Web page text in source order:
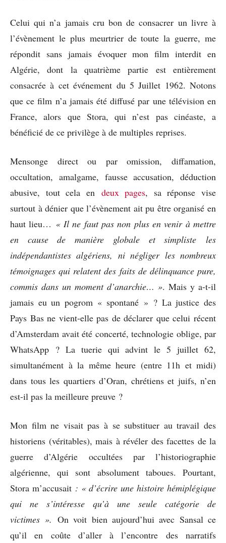
Celui qui n’a jamais cru bon de consacrer un livre à
l’évènement le plus meurtrier de toute la guerre, me
répondit sans jamais évoquer mon film interdit en
Algérie, dont la quatrième partie est entièrement
consacrée à cet événement du 5 Juillet 1962. Notons
que ce film n’a jamais été diffusé par une télévision en
France, alors que Stora, qui n’est pas cinéaste, a
bénéficié de ce privilège à de multiples reprises.
Mensonge direct ou par omission, diffamation,
occultation, amalgame, fausse accusation, déduction
abusive, tout cela en deux pages, sa réponse vise
surtout à dénier que l’évènement ait pu être organisé en
haut lieu… « Il ne faut pas non plus en venir à mettre
en cause de manière globale et simpliste les
indépendantistes algériens, ni négliger les nombreux
témoignages qui relatent des faits de délinquance pure,
commis dans un moment d’anarchie… ». Mais y a-t-il
jamais eu un pogrom « spontané » ? La justice des
Pays Bas ne vient-elle pas de déclarer que celui récent
d’Amsterdam avait été concerté, technologie oblige, par
WhatsApp ? La tuerie qui advint le 5 juillet 62,
simultanément à la même heure (entre 11h et midi)
dans tous les quartiers d’Oran, chrétiens et juifs, n’en
est-il pas la meilleure preuve ?
Mon film ne visait pas à se substituer au travail des
historiens (véritables), mais à révéler des facettes de la
guerre d’Algérie occultées par l’historiographie
algérienne, qui sont absolument taboues. Pourtant,
Stora m’accusait: « d’écrire une histoire hémiplégique
qui ne s’intéresse qu’à une seule catégorie de
victimes ». On voit bien aujourd’hui avec Sansal ce
qu’il en coûte d’aller à l’encontre des narratifs